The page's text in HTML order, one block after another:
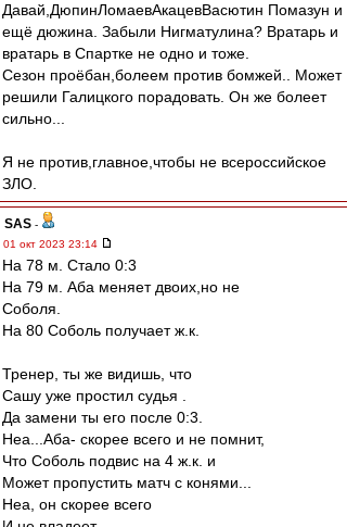
Давай,ДюпинЛомаевАкацевВасютин Помазун и
ещё дюжина. Забыли Нигматулина? Вратарь и
вратарь в Спартке не одно и тоже.
Сезон проёбан,болеем против бомжей.. Может
решили Галицкого порадовать. Он же болеет
сильно...
Я не против,главное,чтобы не всероссийское
ЗЛО.
SAS -
01 окт 2023 23:14
На 78 м. Стало 0:3
На 79 м. Аба меняет двоих,но не
Соболя.
На 80 Соболь получает ж.к.
Тренер, ты же видишь, что
Сашу уже простил судья .
Да замени ты его после 0:3.
Неа...Аба- скорее всего и не помнит,
Что Соболь подвис на 4 ж.к. и
Может пропустить матч с конями...
Неа, он скорее всего